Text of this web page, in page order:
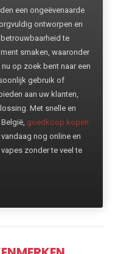
een ongeëvenaarde
ontworpen en
te
smaken, waaronder
op zoek bent naar een
gebruik of
aan uw klanten,
Met snelle en
goedkoop kopen
nog online en
zonder te veel te